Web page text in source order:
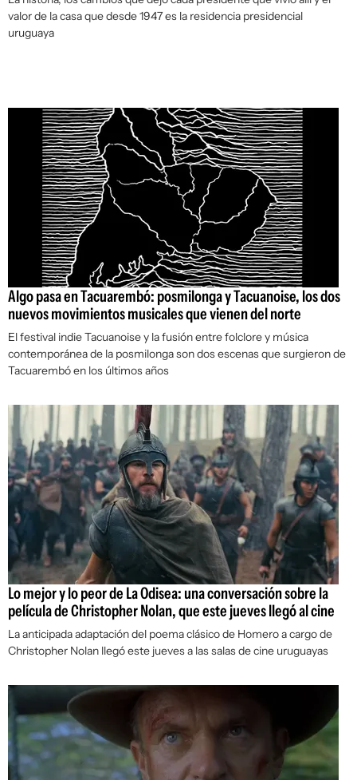
valor de la casa que desde 1947 es la residencia presidencial
uruguaya
Algo pasa en Tacuarembó: posmilonga y Tacuanoise, los dos
nuevos movimientos musicales que vienen del norte
El festival indie Tacuanoise y la fusión entre folclore y música
contemporánea de la posmilonga son dos escenas que surgieron de
Tacuarembó en los últimos años
Lo mejor y lo peor de La Odisea: una conversación sobre la
película de Christopher Nolan, que este jueves llegó al cine
La anticipada adaptación del poema clásico de Homero a cargo de
Christopher Nolan llegó este jueves a las salas de cine uruguayas